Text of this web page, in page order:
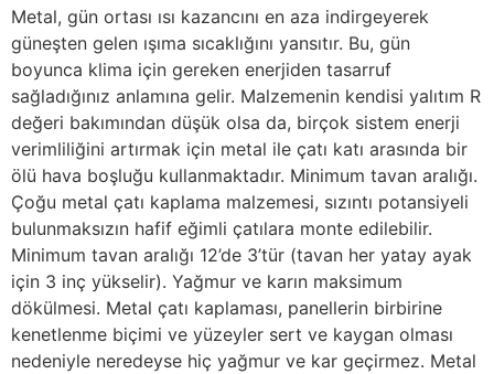
Metal, gün ortası ısı kazancını en aza indirgeyerek
güneşten gelen ışıma sıcaklığını yansıtır. Bu, gün
boyunca klima için gereken enerjiden tasarruf
sağladığınız anlamına gelir. Malzemenin kendisi yalıtım R
değeri bakımından düşük olsa da, birçok sistem enerji
verimliliğini artırmak için metal ile çatı katı arasında bir
ölü hava boşluğu kullanmaktadır. Minimum tavan aralığı.
Çoğu metal çatı kaplama malzemesi, sızıntı potansiyeli
bulunmaksızın hafif eğimli çatılara monte edilebilir.
Minimum tavan aralığı 12’de 3’tür (tavan her yatay ayak
için 3 inç yükselir). Yağmur ve karın maksimum
dökülmesi. Metal çatı kaplaması, panellerin birbirine
kenetlenme biçimi ve yüzeyler sert ve kaygan olması
nedeniyle neredeyse hiç yağmur ve kar geçirmez. Metal